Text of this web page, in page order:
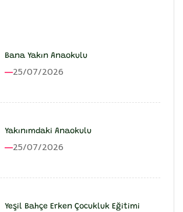
Bana Yakın Anaokulu
25/07/2026
Yakınımdaki Anaokulu
25/07/2026
Yeşil Bahçe Erken Çocukluk Eğitimi